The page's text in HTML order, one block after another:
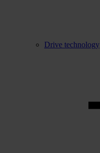
Drive technology